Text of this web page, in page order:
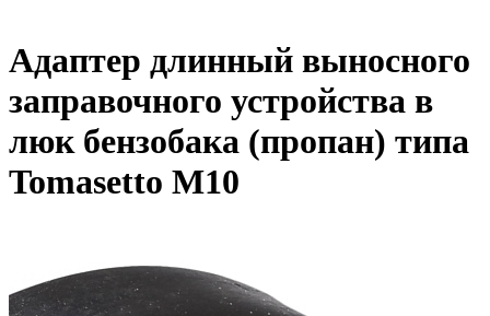
Адаптер длинный выносного
заправочного устройства в
люк бензобака (пропан) типа
Tomasetto M10